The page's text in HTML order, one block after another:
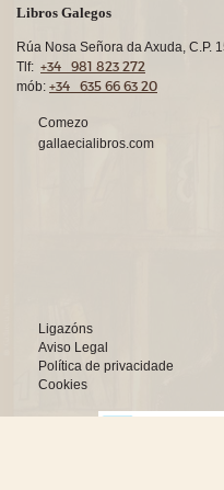
Libros Galegos
Rúa Nosa Señora da Axuda, C.P.
Tlf: +34 981 823 272
mób: +34 635 66 63 20
Comezo
gallaecialibros.com
Ligazóns
Aviso Legal
Política de privacidade
Cookies